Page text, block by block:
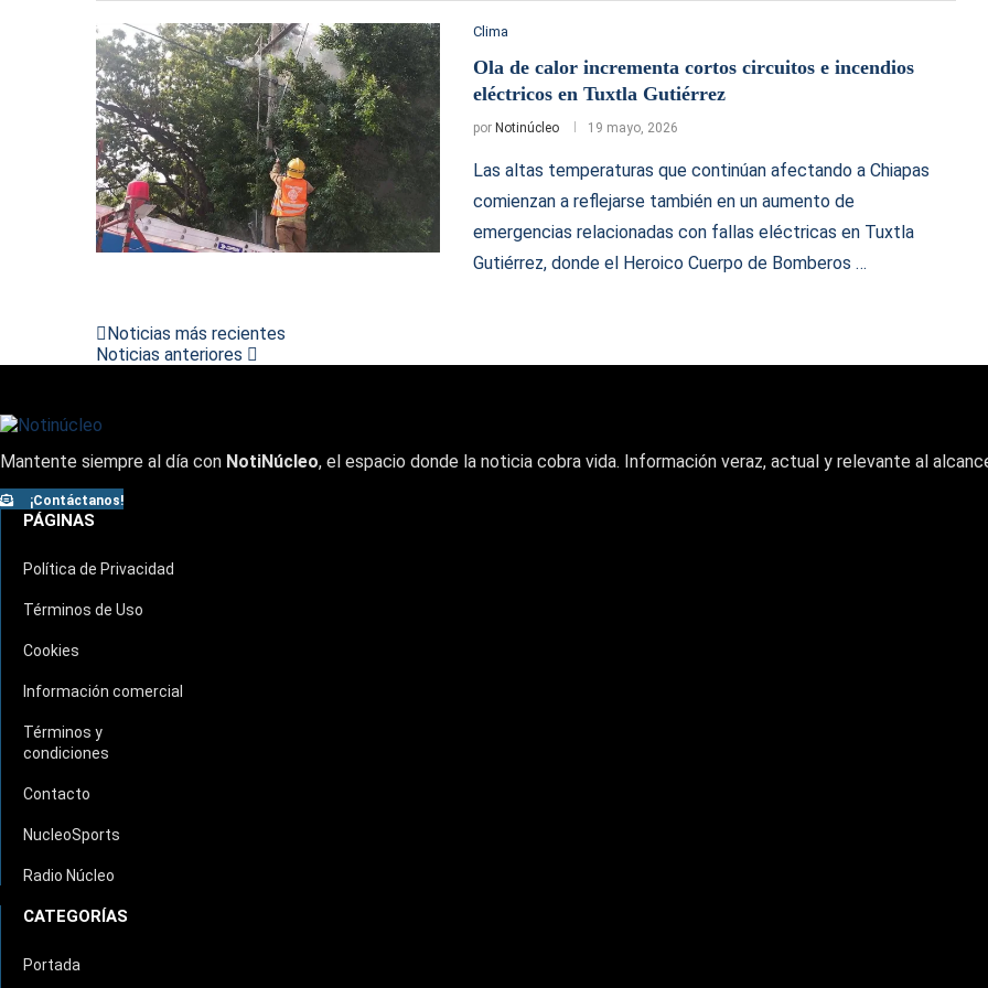
Clima
Ola de calor incrementa cortos circuitos e incendios
eléctricos en Tuxtla Gutiérrez
por Notinúcleo 19 mayo, 2026
Las altas temperaturas que continúan afectando a Chiapas
comienzan a reflejarse también en un aumento de
emergencias relacionadas con fallas eléctricas en Tuxtla
Gutiérrez, donde el Heroico Cuerpo de Bomberos …
Noticias más recientes
Noticias anteriores
Mantente siempre al día con NotiNúcleo, el espacio donde la noticia cobra vida. Información veraz, actual y relevante al
¡Contáctanos!
PÁGINAS
Política de Privacidad
Términos de Uso
Cookies
Información comercial
Términos y
condiciones
Contacto
NucleoSports
Radio Núcleo
CATEGORÍAS
Portada